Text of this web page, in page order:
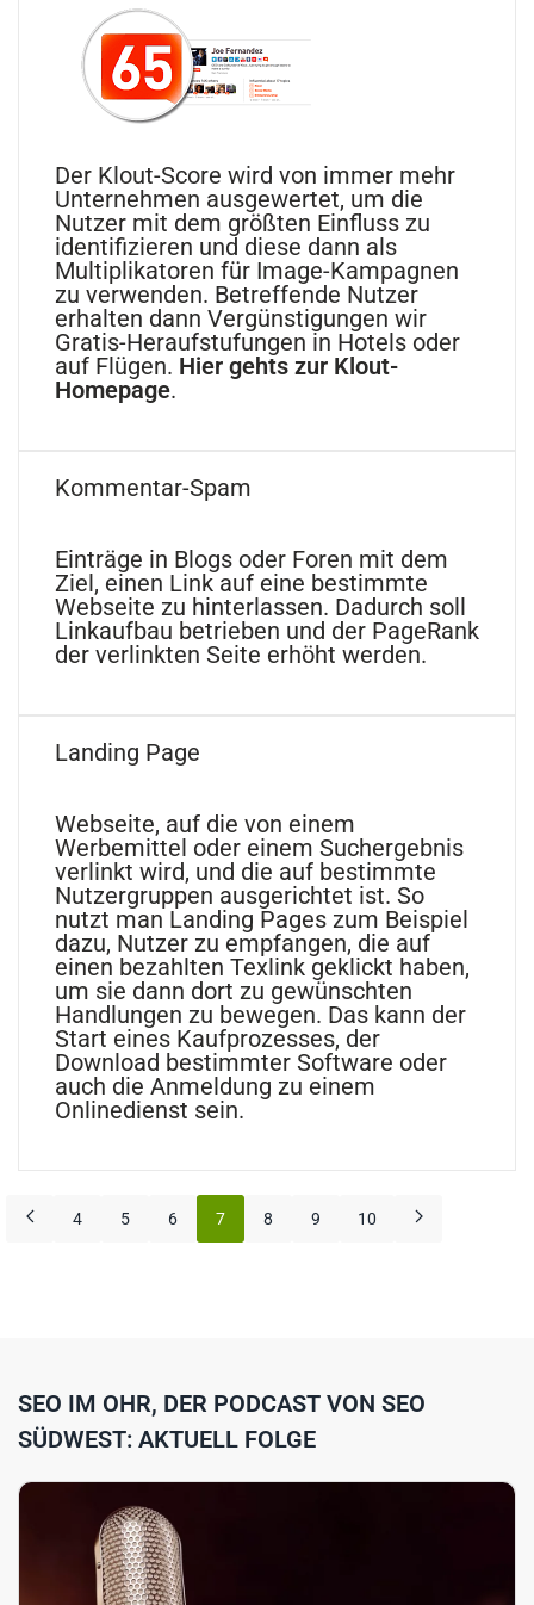
Der Klout-Score wird von immer mehr
Unternehmen ausgewertet, um die
Nutzer mit dem größten Einfluss zu
identifizieren und diese dann als
Multiplikatoren für Image-Kampagnen
zu verwenden. Betreffende Nutzer
erhalten dann Vergünstigungen wir
Gratis-Heraufstufungen in Hotels oder
auf Flügen. Hier gehts zur Klout-
Homepage.
Kommentar-Spam
Einträge in Blogs oder Foren mit dem
Ziel, einen Link auf eine bestimmte
Webseite zu hinterlassen. Dadurch soll
Linkaufbau betrieben und der PageRank
der verlinkten Seite erhöht werden.
Landing Page
Webseite, auf die von einem
Werbemittel oder einem Suchergebnis
verlinkt wird, und die auf bestimmte
Nutzergruppen ausgerichtet ist. So
nutzt man Landing Pages zum Beispiel
dazu, Nutzer zu empfangen, die auf
einen bezahlten Texlink geklickt haben,
um sie dann dort zu gewünschten
Handlungen zu bewegen. Das kann der
Start eines Kaufprozesses, der
Download bestimmter Software oder
auch die Anmeldung zu einem
Onlinedienst sein.
4 5 6 7 8 9 10
SEO IM OHR, DER PODCAST VON SEO
SÜDWEST: AKTUELL FOLGE